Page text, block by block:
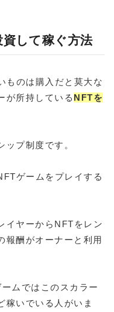
して稼ぐ方法
ものは購入だと莫大な
が所持している NFTを
ップ制度です。
ゲームをプレイする
イヤーからNFTをレン
報酬がオーナーと利用
ムではこのスカラー
稼いでいる人がいま